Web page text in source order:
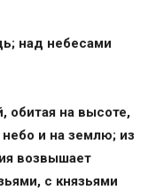
над небесами
обитая на высоте,
небо и на землю; из
возвышает
с князьями